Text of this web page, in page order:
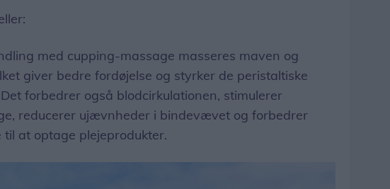
med cupping-massage masseres maven og
giver bedre fordøjelse og styrker de peristaltiske
forbedrer også blodcirkulationen, stimulerer
reducerer ujævnheder i bindevævet og forbedrer
til at optage plejeprodukter.